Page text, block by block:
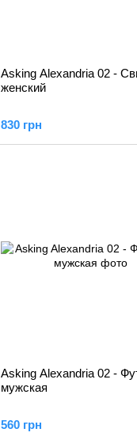
Asking Alexandria 02 -
женский
830 грн
Asking Alexandria 02 -
мужская
560 грн